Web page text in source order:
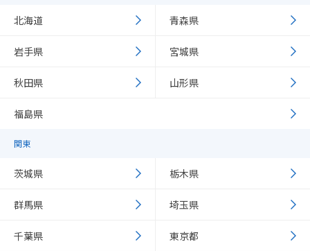
北海道 青森県
岩手県 宮城県
秋田県 山形県
福島県
関東
茨城県 栃木県
群馬県 埼玉県
千葉県 東京都